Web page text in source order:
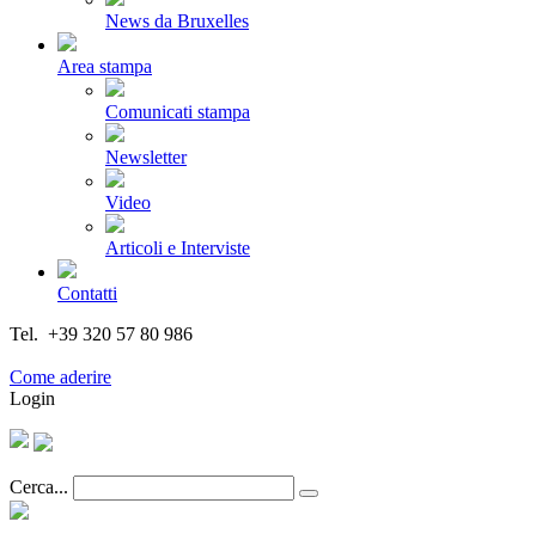
News da Bruxelles
Area stampa
Comunicati stampa
Newsletter
Video
Articoli e Interviste
Contatti
Tel. +39 320 57 80 986
Come aderire
Login
Cerca...